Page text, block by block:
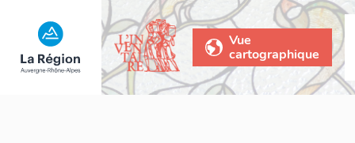
Vue
cartographique